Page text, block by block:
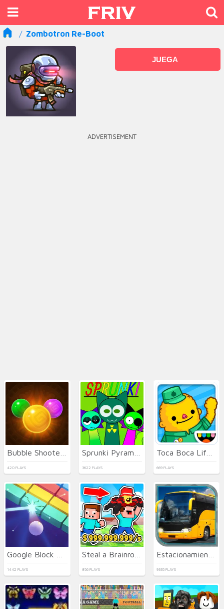
Zombotron Re-Boot
JUEGA
ADVERTISEMENT
420 PLAYS 3622 PLAYS
Toca Boca Life Town
669 PLAYS
1442 PLAYS 856 PLAYS 9335 PLAYS